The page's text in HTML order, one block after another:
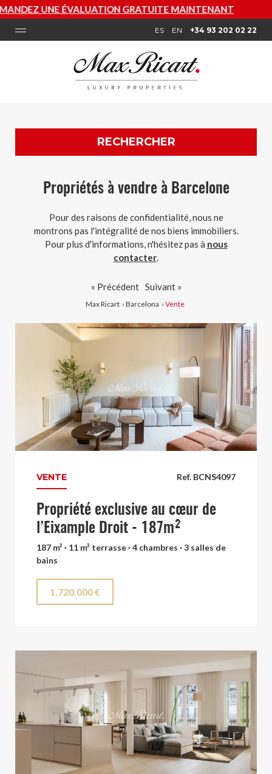
MAINTENANT
ES EN +34 93 202 02 22
RECHERCHER
Propriétés à vendre à Barcelone
Pour des raisons de confidentialité, nous ne
montrons pas l'intégralité de nos biens immobiliers.
Pour plus d'informations, n'hésitez pas à nous
contacter.
Max Ricart › Barcelona › Vente
« Précédent Suivant »
Ref. BCNS4097
VENTE
Propriété exclusive au cœur de
l’Eixample Droit - 187m²
187 m² · 11 m² terrasse · 4 chambres · 3 salles de
bains
1.720.000 €